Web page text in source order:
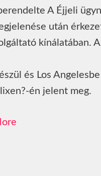
A Éjjeli
után
kínálatában.
és Los
én jelent meg.